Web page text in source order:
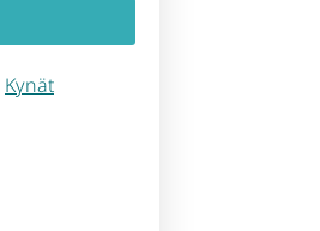
Kynät